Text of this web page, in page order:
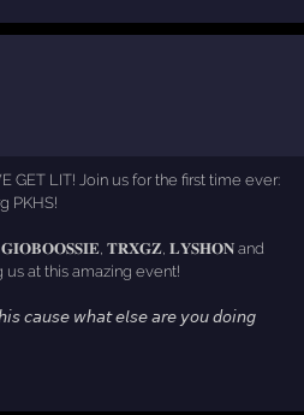
GET LIT! Join us for the first time ever:
PKHS!
𝐆𝐈𝐎𝐁𝐎𝐎𝐒𝐒𝐈𝐄, 𝐓𝐑𝐗𝐆𝐙, 𝐋𝐘𝐒𝐇𝐎𝐍 and
at this amazing event!
𝘤𝘢𝘶𝘴𝘦 𝘸𝘩𝘢𝘵 𝘦𝘭𝘴𝘦 𝘢𝘳𝘦 𝘺𝘰𝘶 𝘥𝘰𝘪𝘯𝘨